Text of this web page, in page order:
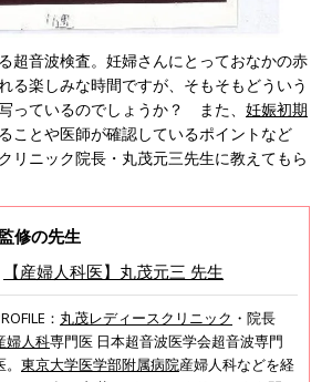
超音波検査。妊婦さんにとっておなかの赤
る楽しみな時間ですが、そもそもどういう
っているのでしょうか？ また、 妊娠初期
ことや医師が確認しているポイントなど
リニック院長・丸茂元三先生に教えてもら
監修の先生
【産婦人科医】丸茂元三 先生
： 丸茂レディースクリニック ・院長
婦人科専門医 日本超音波医学会超音波専門
東京大学医学部附属病院産婦人科などを経